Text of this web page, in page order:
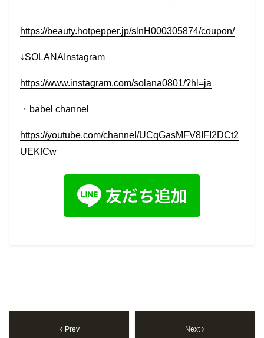
https://beauty.hotpepper.jp/slnH000305874/coupon/
↓SOLANAInstagram
https://www.instagram.com/solana0801/?hl=ja
・ babel channel
https://youtube.com/channel/UCqGasMFV8IFI2DCt2
UEKfCw
Prev Next